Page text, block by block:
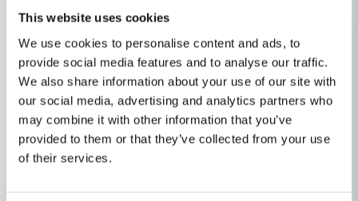
This website uses cookies
We use cookies to personalise content and ads, to
provide social media features and to analyse our traffic.
We also share information about your use of our site with
our social media, advertising and analytics partners who
may combine it with other information that you’ve
provided to them or that they’ve collected from your use
of their services.
slipning av trä, färg, lack och andra material.
✅ Passar Metabo SXE 450 TurboTec och SXE 3150
✅ Medelhård hårdhet – balans mellan kontroll och
materialavverkning
✅ Multi-hole-design för effektiv dammutsugning
✅ Snabb montering av slippapper via kardborresystem
✅ Förbättrad arbetskomfort och renare arbetsyta
✅ Lämplig för både grov- och finslipning